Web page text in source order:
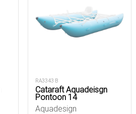
RA3343 B
Cataraft Aquadeisgn
Pontoon 14
Aquadesign